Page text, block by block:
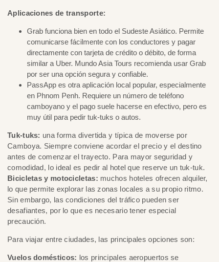
Aplicaciones de transporte:
Grab funciona bien en todo el Sudeste Asiático. Permite
comunicarse fácilmente con los conductores y pagar
directamente con tarjeta de crédito o débito, de forma
similar a Uber. Mundo Asia Tours recomienda usar Grab
por ser una opción segura y confiable.
PassApp es otra aplicación local popular, especialmente
en Phnom Penh. Requiere un número de teléfono
camboyano y el pago suele hacerse en efectivo, pero es
muy útil para pedir tuk-tuks o autos.
Tuk-tuks: una forma divertida y típica de moverse por
Camboya. Siempre conviene acordar el precio y el destino
antes de comenzar el trayecto. Para mayor seguridad y
comodidad, lo ideal es pedir al hotel que reserve un tuk-tuk.
Bicicletas y motocicletas: muchos hoteles ofrecen alquiler,
lo que permite explorar las zonas locales a su propio ritmo.
Sin embargo, las condiciones del tráfico pueden ser
desafiantes, por lo que es necesario tener especial
precaución.
Para viajar entre ciudades, las principales opciones son:
Vuelos domésticos: los principales aeropuertos se